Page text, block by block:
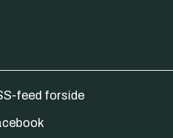
feed forside